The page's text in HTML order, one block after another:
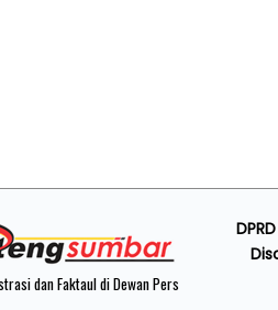
dan Faktaul di Dewan Pers